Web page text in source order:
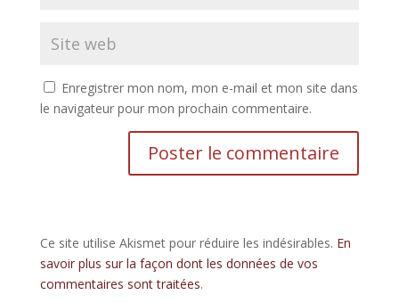
Enregistrer mon nom, mon e-mail et mon site dans
le navigateur pour mon prochain commentaire.
Ce site utilise Akismet pour réduire les indésirables. En
savoir plus sur la façon dont les données de vos
commentaires sont traitées.